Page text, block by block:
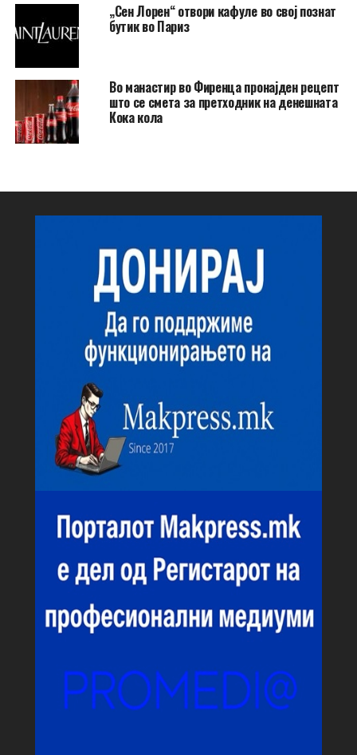
„Сен Лорен“ отвори кафуле во свој познат
бутик во Париз
Во манастир во Фиренца пронајден рецепт
што се смета за претходник на денешната
Кока кола